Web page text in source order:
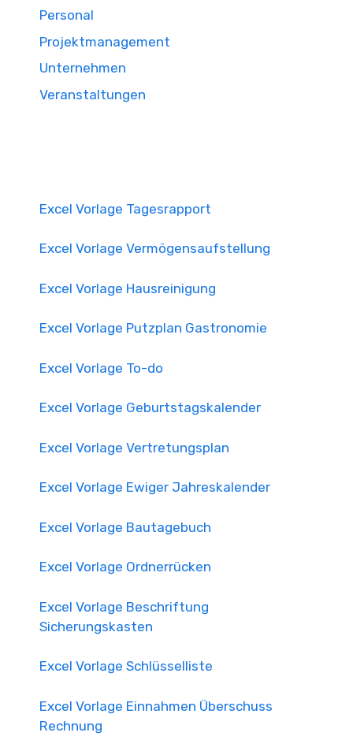
Personal
Projektmanagement
Unternehmen
Veranstaltungen
Excel Vorlage Tagesrapport
Excel Vorlage Vermögensaufstellung
Excel Vorlage Hausreinigung
Excel Vorlage Putzplan Gastronomie
Excel Vorlage To-do
Excel Vorlage Geburtstagskalender
Excel Vorlage Vertretungsplan
Excel Vorlage Ewiger Jahreskalender
Excel Vorlage Bautagebuch
Excel Vorlage Ordnerrücken
Excel Vorlage Beschriftung
Sicherungskasten
Excel Vorlage Schlüsselliste
Excel Vorlage Einnahmen Überschuss
Rechnung